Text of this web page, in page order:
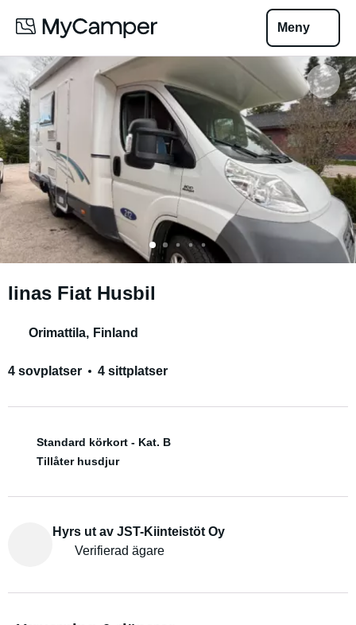
Meny
Iinas Fiat Husbil
Orimattila, Finland
4 sovplatser 4 sittplatser
Standard körkort - Kat. B
Tillåter husdjur
Hyrs ut av JST-Kiinteistöt Oy
Verifierad ägare